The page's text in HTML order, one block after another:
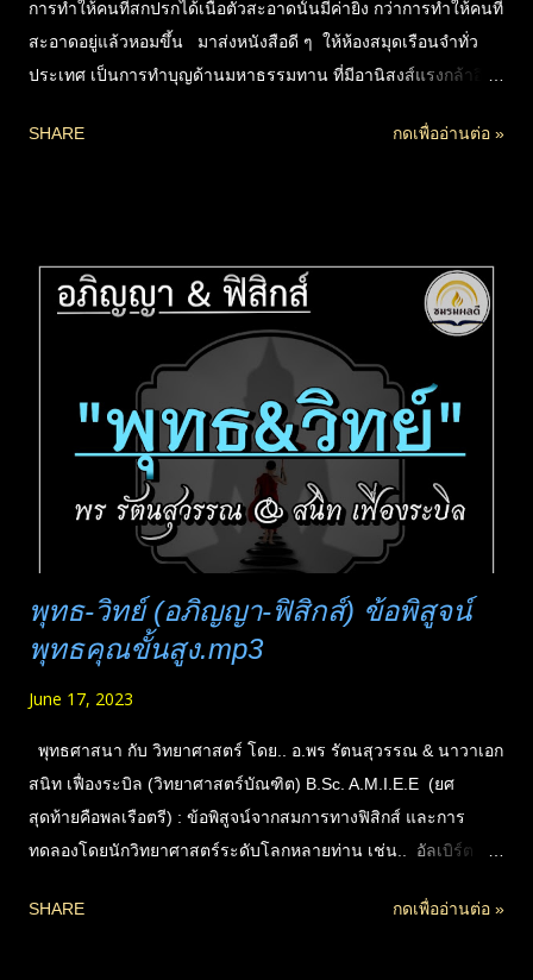
การทำให้คนที่สกปรกได้เนื้อตัวสะอาดนั้นมีค่ายิ่ง กว่าการทำให้คนที่
สะอาดอยู่แล้วหอมขึ้น มาส่งหนังสือดี ๆ ให้ห้องสมุดเรือนจำทั่ว
ประเทศ เป็นการทำบุญด้านมหาธรรมทาน ที่มีอานิสงส์แรงกล้าอีก
ผมรวบรวมมาใหม่ หลังจากเคยจัดทำสื่อธรรมส่งให้ทั่วประเทศมา
ทำงานโดยตรง เขาก็จะรู้นะว่า สถานที่นี้มันอยู่ตรงไหน จะเขียนที่
อยู่ผิด เขาก็ไปส่งให้ได้ เคยคุยกับคนที่ติดคุกมานาน เขาบอกหนังสือ
จำเป็นมาก และยังต้องการอีกมาก หากใครอ่านแล้วก็ส่งไปบริจาค
กันนะครับ ในคุกถ้าจัดการดี ๆ เป็นสถานที่ปฏิบัติธรรมได้เลย
เพราะมันไม่ต้องห่วงอนาคต ไม่ต้องคำนึงอดีต และมีเวลาศึกษา
เยอะมากครับ (เสียดายเวลาแทน...
SHARE กดเพื่ออ่านต่อ »
พุทธ-วิทย์ (อภิญญา-ฟิสิกส์) ข้อพิสูจน์
พุทธคุณขั้นสูง.mp3
June 17, 2023
พุทธศาสนา กับ วิทยาศาสตร์ โดย.. อ.พร รัตนสุวรรณ & นาวาเอก
สนิท เฟื่องระบิล (วิทยาศาสตร์บัณฑิต) B.Sc. A.M.I.E.E (ยศ
สุดท้ายคือพลเรือตรี) : ข้อพิสูจน์จากสมการทางฟิสิกส์ และการ
ทดลองโดยนักวิทยาศาสตร์ระดับโลกหลายท่าน เช่น.. อัลเบิร์ต
พิสูจน์ให้เห็นชัดในเรื่อง.. ทศพลญาณ อันเป็นพุทธคุณที่สำคัญ เรื่อง
SHARE กดเพื่ออ่านต่อ »